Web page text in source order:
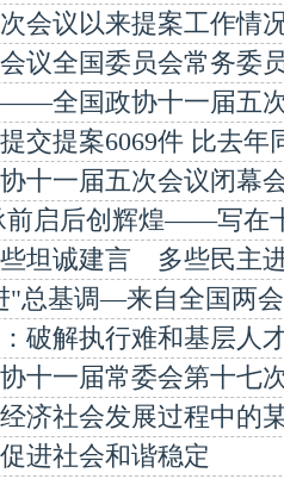
会议以来提案工作情
议全国委员会常务委
——全国政协十一届五
交提案6069件 比去年
十一届五次会议闭幕
前启后创辉煌——写在
些坦诚建言 多些民主
"总基调—来自全国两
破解执行难和基层人
十一届常委会第十七
济社会发展过程中的
进社会和谐稳定